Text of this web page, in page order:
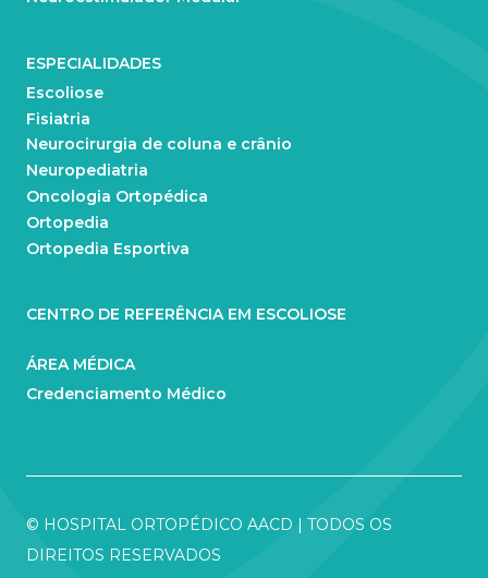
ESPECIALIDADES
Escoliose
Fisiatria
Neurocirurgia de coluna e crânio
Neuropediatria
Oncologia Ortopédica
Ortopedia
Ortopedia Esportiva
CENTRO DE REFERÊNCIA EM ESCOLIOSE
ÁREA MÉDICA
Credenciamento Médico
© HOSPITAL ORTOPÉDICO AACD | TODOS OS
DIREITOS RESERVADOS